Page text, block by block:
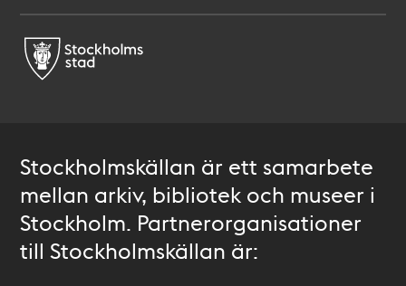
Stockholmskällan är ett samarbete
mellan arkiv, bibliotek och museer i
Stockholm. Partnerorganisationer
till Stockholmskällan är: